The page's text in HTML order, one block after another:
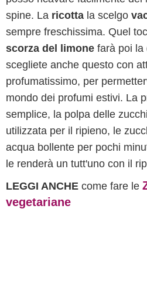
spine. La ricotta la scelgo
sempre freschissima. Quel
scorza del limone farà poi la
scegliete anche questo con
profumatissimo, per
mondo dei profumi estivi. La
semplice, la polpa delle
utilizzata per il ripieno, le
acqua bollente per pochi
le renderà un tutt'uno con il
LEGGI ANCHE come fare le
vegetariane